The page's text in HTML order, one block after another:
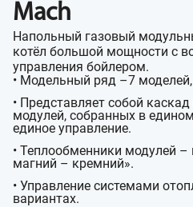
Mach
Напольный газовый
котёл большой мощности с
управления бойлером.
• Модельный ряд –7
• Представляет собой
модулей, собранных в
единое управление.
• Теплообменники модулей
магний – кремний».
• Управление системами
вариантах.